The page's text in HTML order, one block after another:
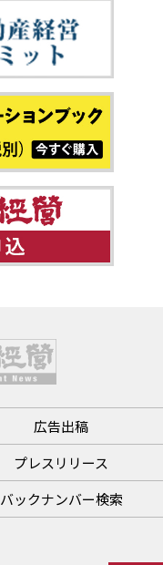
広告出稿
プレスリリース
バックナンバー検索